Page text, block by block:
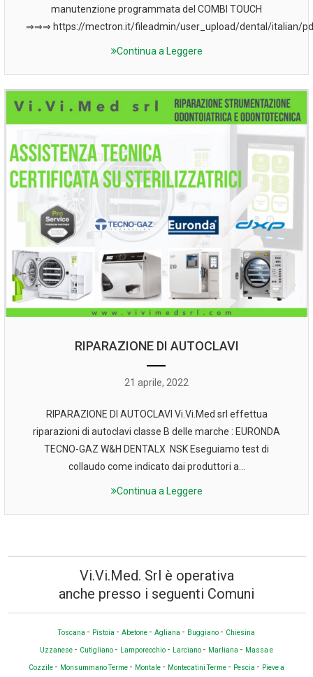
manutenzione programmata del COMBI TOUCH
⇒⇒⇒ https://mectron.it/fileadmin/user_upload/dental/italian/
Continua a Leggere
RIPARAZIONE DI AUTOCLAVI
21 aprile, 2022
RIPARAZIONE DI AUTOCLAVI Vi.Vi.Med srl effettua
riparazioni di autoclavi classe B delle marche : EURONDA
TECNO-GAZ W&H DENTALX NSK Eseguiamo test di
collaudo come indicato dai produttori a...
Continua a Leggere
Vi.Vi.Med. Srl è operativa
anche presso i seguenti Comuni
Toscana - Pistoia - Abetone - Agliana - Buggiano - Chiesina
Uzzanese - Cutigliano - Lamporecchio - Larciano - Marliana - Massa e
Cozzile - Monsummano Terme - Montale - Montecatini Terme - Pescia - Pieve a